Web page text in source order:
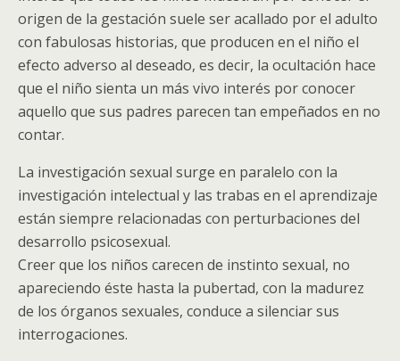
origen de la gestación suele ser acallado por el adulto
con fabulosas historias, que producen en el niño el
efecto adverso al deseado, es decir, la ocultación hace
que el niño sienta un más vivo interés por conocer
aquello que sus padres parecen tan empeñados en no
contar.
La investigación sexual surge en paralelo con la
investigación intelectual y las trabas en el aprendizaje
están siempre relacionadas con perturbaciones del
desarrollo psicosexual.
Creer que los niños carecen de instinto sexual, no
apareciendo éste hasta la pubertad, con la madurez
de los órganos sexuales, conduce a silenciar sus
interrogaciones.